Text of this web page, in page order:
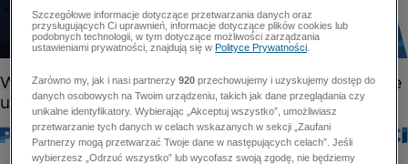
Szczegółowe informacje dotyczące przetwarzania danych oraz
przysługujących Ci uprawnień, informacje dotyczące plików cookies lub
podobnych technologii, w tym dotyczące możliwości zarządzania
ustawieniami prywatności, znajdują się wPolityce Prywatności
Zarówno my, jak i nasi partnerzy920 przechowujemy i uzyskujemy dostęp do
danych osobowych na Twoim urządzeniu, takich jak dane przeglądania czy
unikalne identyfikatory. Wybierając „Akceptuj wszystko”, umożliwiasz
przetwarzanie tych danych w celach wskazanych w sekcji „Zaufani
Partnerzy mogą przetwarzać Twoje dane w następujących celach”. Jeśli
wybierzesz „Odrzuć wszystko” lub wycofasz swoją zgodę, nie będziemy